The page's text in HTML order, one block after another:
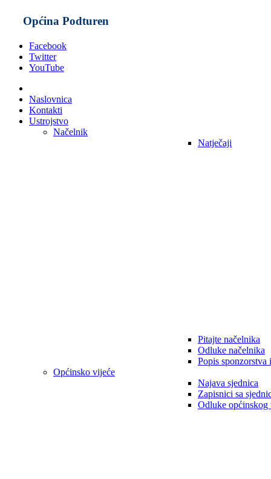
Općina Podturen
Facebook
Twitter
YouTube
Naslovnica
Kontakti
Ustrojstvo
Načelnik
Natječaji
Pitajte načelnika
Odluke načelnika
Popis sponzorstva
Općinsko vijeće
Najava sjednica
Zapisnici sa
Odluke općinskog